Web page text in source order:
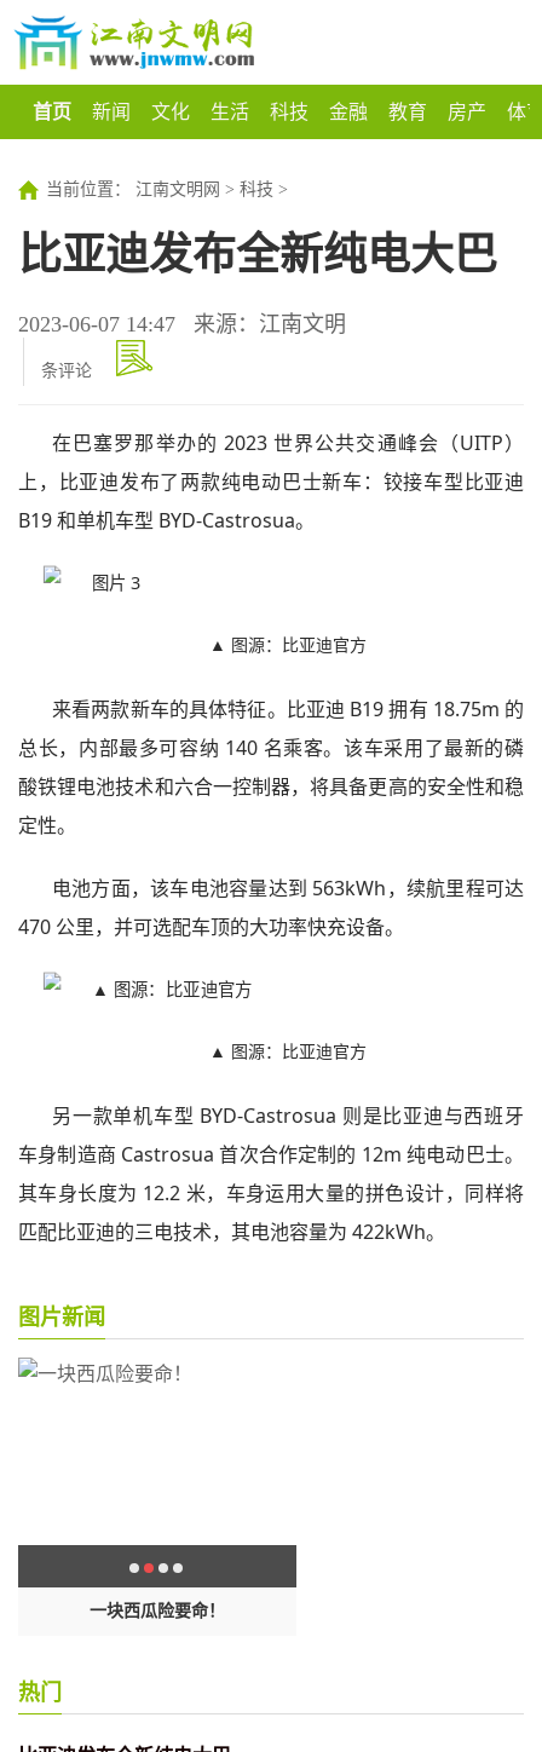
首页 新闻 文化 生活 科技 金融 教育 房产 体
当前位置： 江南文明网 > 科技 >
比亚迪发布全新纯电大巴
2023-06-07 14:47 来源：江南文明
条评论
在巴塞罗那举办的 2023 世界公共交通峰会（UITP）
上，比亚迪发布了两款纯电动巴士新车：铰接车型比亚迪
B19 和单机车型 BYD-Castrosua。
▲ 图源：比亚迪官方
来看两款新车的具体特征。比亚迪 B19 拥有 18.75m 的
总长，内部最多可容纳 140 名乘客。该车采用了最新的磷
酸铁锂电池技术和六合一控制器，将具备更高的安全性和稳
定性。
电池方面，该车电池容量达到 563kWh，续航里程可达
470 公里，并可选配车顶的大功率快充设备。
▲ 图源：比亚迪官方
另一款单机车型 BYD-Castrosua 则是比亚迪与西班牙
车身制造商 Castrosua 首次合作定制的 12m 纯电动巴士。
其车身长度为 12.2 米，车身运用大量的拼色设计，同样将
匹配比亚迪的三电技术，其电池容量为 422kWh。
图片新闻
一块西瓜险要命！
热门